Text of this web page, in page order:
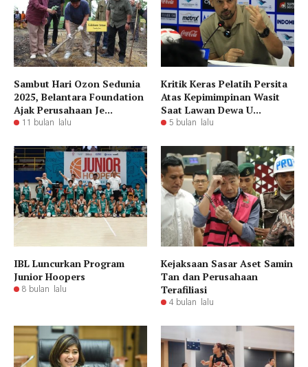
Sambut Hari Ozon Sedunia
2025, Belantara Foundation
Ajak Perusahaan Je...
11 bulan lalu
Kritik Keras Pelatih Persita
Atas Kepimimpinan Wasit
Saat Lawan Dewa U...
5 bulan lalu
IBL Luncurkan Program
Junior Hoopers
8 bulan lalu
Kejaksaan Sasar Aset Samin
Tan dan Perusahaan
Terafiliasi
4 bulan lalu